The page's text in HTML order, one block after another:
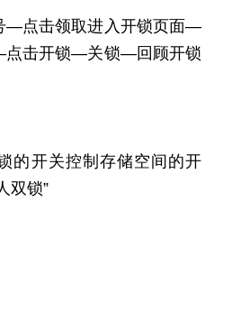
—点击领取进入开锁页面—
点击开锁—关锁—回顾开锁
的开关控制存储空间的开
双锁”